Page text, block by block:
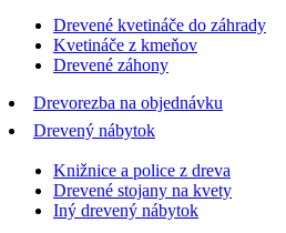
Drevené kvetináče do záhrady
Kvetináče z kmeňov
Drevené záhony
Drevorezba na objednávku
Drevený nábytok
Knižnice a police z dreva
Drevené stojany na kvety
Iný drevený nábytok